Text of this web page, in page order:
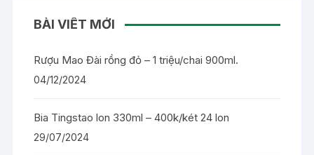
BÀI VIẾT MỚI
Rượu Mao Đài rồng đỏ – 1 triệu/chai 900ml.
04/12/2024
Bia Tingstao lon 330ml – 400k/két 24 lon
29/07/2024